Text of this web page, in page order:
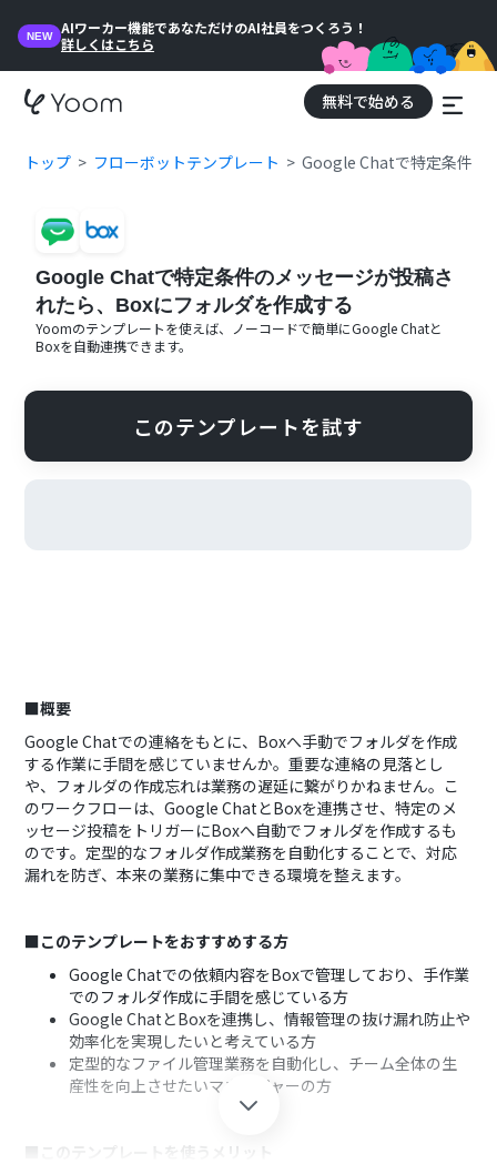
NEW
AIワーカー機能であなただけのAI社員をつくろう！
詳しくはこちら
無料で始める
トップ フローボットテンプレート Google Chatで特定条件の
Google Chatで特定条件のメッセージが投稿さ
れたら、Boxにフォルダを作成する
Yoomのテンプレートを使えば、ノーコードで簡単にGoogle Chatと
Boxを自動連携できます。
このテンプレートを試す
■概要
Google Chatでの連絡をもとに、Boxへ手動でフォルダを作成
する作業に手間を感じていませんか。重要な連絡の見落とし
や、フォルダの作成忘れは業務の遅延に繋がりかねません。こ
のワークフローは、Google ChatとBoxを連携させ、特定のメ
ッセージ投稿をトリガーにBoxへ自動でフォルダを作成するも
のです。定型的なフォルダ作成業務を自動化することで、対応
漏れを防ぎ、本来の業務に集中できる環境を整えます。
■このテンプレートをおすすめする方
Google Chatでの依頼内容をBoxで管理しており、手作業
でのフォルダ作成に手間を感じている方
Google ChatとBoxを連携し、情報管理の抜け漏れ防止や
効率化を実現したいと考えている方
定型的なファイル管理業務を自動化し、チーム全体の生
産性を向上させたいマネージャーの方
■このテンプレートを使うメリット